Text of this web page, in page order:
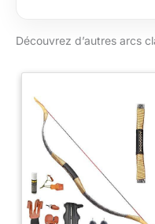
Découvrez d’autres arcs